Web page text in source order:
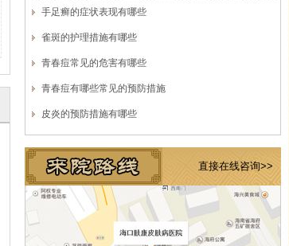
手足癣的症状表现有哪些
雀斑的护理措施有哪些
青春痘常见的危害有哪些
青春痘有哪些常见的预防措施
皮炎的预防措施有哪些
直接在线咨询>>